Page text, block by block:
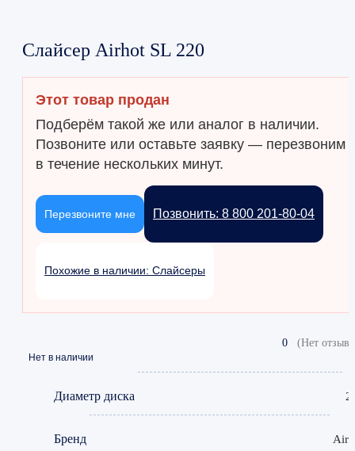
Слайсер Airhot SL 220
Этот товар продан
Подберём такой же или аналог в наличии.
Позвоните или оставьте заявку — перезвоним
в течение нескольких минут.
Позвонить: 8 800 201-80-04
Перезвоните мне
Похожие в наличии: Слайсеры
0 (Нет
Нет в наличии
Диаметр диска
Бренд